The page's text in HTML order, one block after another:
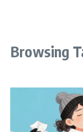
Browsing